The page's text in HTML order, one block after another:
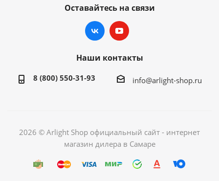
Оставайтесь на связи
Наши контакты
8 (800) 550-31-93 info@arlight-shop.ru
2026 © Arlight Shop официальный сайт - интернет
магазин дилера в Самаре